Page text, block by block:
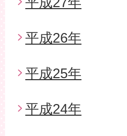
平成26年
平成25年
平成24年